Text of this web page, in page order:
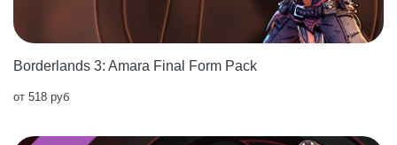
Borderlands 3: Amara Final Form Pack
от 518 руб